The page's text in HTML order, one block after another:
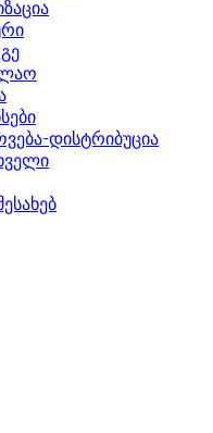
დისტრიბუცია